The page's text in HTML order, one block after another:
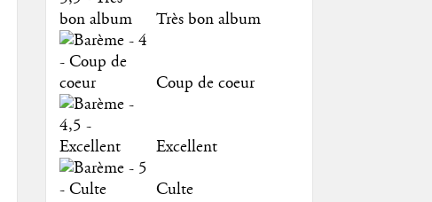
Très bon album
Coup de coeur
Excellent
Culte